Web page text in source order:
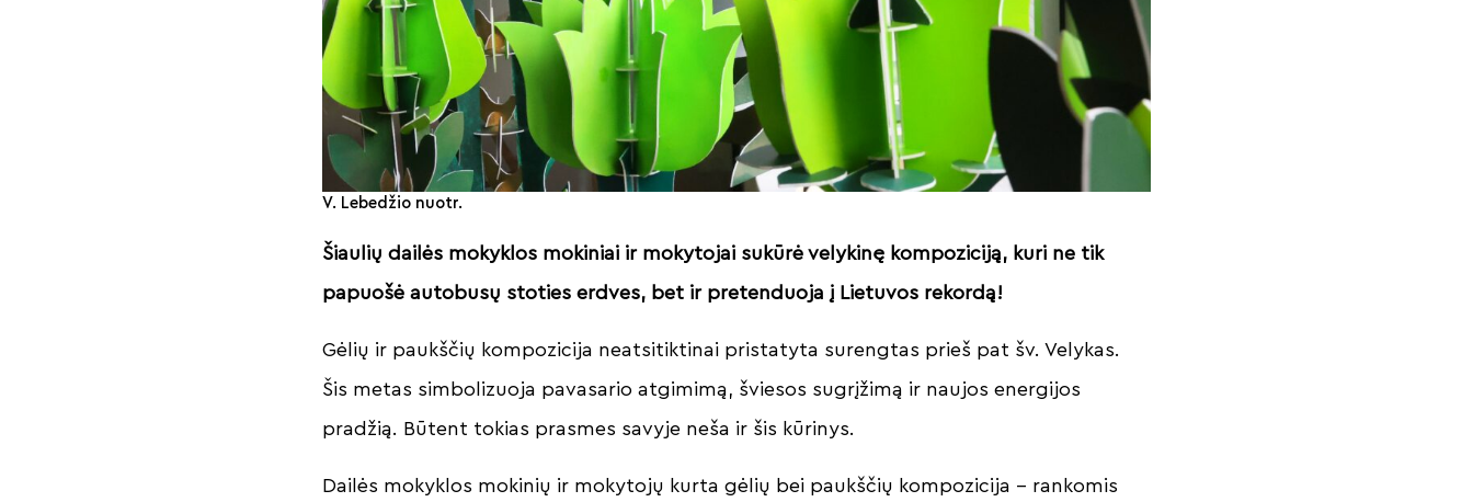
V. Lebedžio nuotr.
Šiaulių dailės mokyklos mokiniai ir mokytojai sukūrė velykinę kompoziciją, kuri ne tik
papuošė autobusų stoties erdves, bet ir pretenduoja į Lietuvos rekordą!
Gėlių ir paukščių kompozicija neatsitiktinai pristatyta surengtas prieš pat šv. Velykas.
Šis metas simbolizuoja pavasario atgimimą, šviesos sugrįžimą ir naujos energijos
pradžią. Būtent tokias prasmes savyje neša ir šis kūrinys.
Dailės mokyklos mokinių ir mokytojų kurta gėlių bei paukščių kompozicija – rankomis